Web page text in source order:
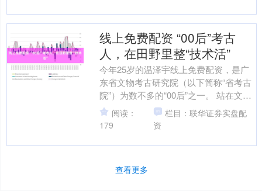
线上免费配资 “00后”考古
人，在田野里整“技术活”
今年25岁的温泽宇线上免费配资，是广
东省文物考古研究院（以下简称“省考古
院”）为数不多的“00后”之一。 站在文物
点前，他习惯安静地观察、拍照，偶尔
摆弄手中的技....
阅读：
179
栏目：联华证券实盘配
资
查看更多